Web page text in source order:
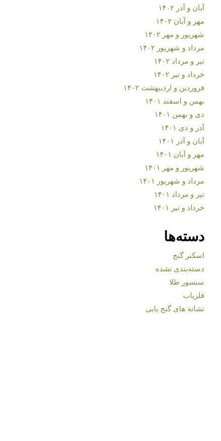
آبان و آذر ۱۴۰۲
مهر و آبان ۱۴۰۲
شهریور و مهر ۱۴۰۲
مرداد و شهریور ۱۴۰۲
تیر و مرداد ۱۴۰۲
خرداد و تیر ۱۴۰۲
فروردین و اردیبهشت ۱۴۰۲
بهمن و اسفند ۱۴۰۱
دی و بهمن ۱۴۰۱
آذر و دی ۱۴۰۱
آبان و آذر ۱۴۰۱
مهر و آبان ۱۴۰۱
شهریور و مهر ۱۴۰۱
مرداد و شهریور ۱۴۰۱
تیر و مرداد ۱۴۰۱
خرداد و تیر ۱۴۰۱
دسته‌ها
اسکنر گنج
دسته‌بندی نشده
سنسور طلا
فلزیاب
نشانه های گنج یابی